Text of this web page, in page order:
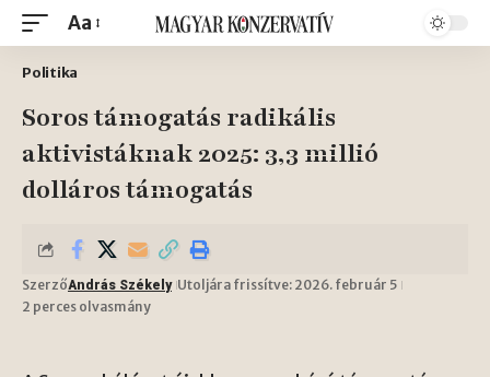
Aa
Politika
Soros támogatás radikális
aktivistáknak 2025: 3,3 millió
dolláros támogatás
SzerzőAndrás Székely Utoljára frissítve: 2026. február 5
2 perces olvasmány